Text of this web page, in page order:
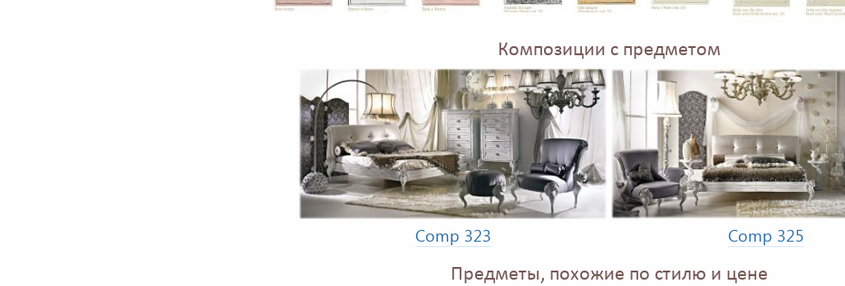
Композиции с предметом
Comp 323 Comp 325
Предметы, похожие по стилю и цене